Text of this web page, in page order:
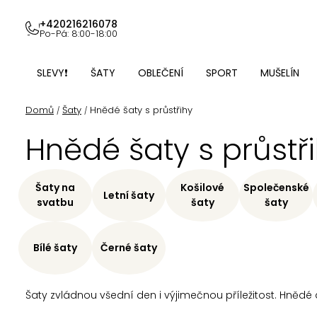
obsah
+420216216078
Po-Pá: 8:00-18:00
SLEVY❗ ŠATY OBLEČENÍ SPORT MUŠELÍN
Domů / Šaty / Hnědé šaty s průstřihy
Hnědé šaty s
Šaty zvládnou všední den i výjimečnou příležitost.
Šaty na
svatbu
Letní šaty
Košilové
šaty
Společenské
šaty
Bílé šaty Černé šaty